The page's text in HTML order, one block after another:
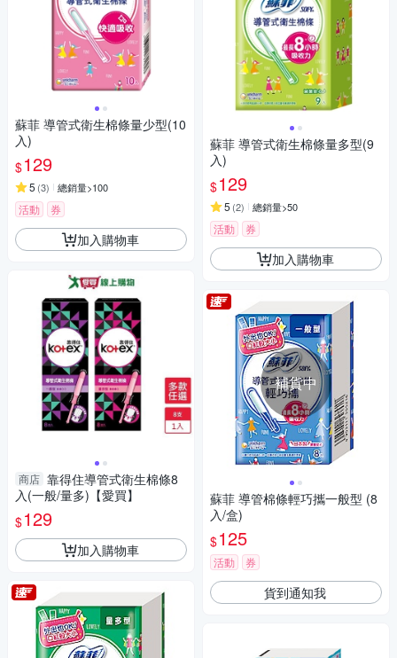
蘇菲 導管式衛生棉條量少型(10
入)
$129
5 (3) 總銷量>100
活動 券
加入購物車
商店 靠得住導管式衛生棉條8
入(一般/量多)【愛買】
$129
加入購物車
蘇菲 導管式衛生棉條量多型(9
入)
$129
5 (2) 總銷量>50
活動 券
加入購物車
補貨中
蘇菲 導管棉條輕巧攜一般型 (8
入/盒)
$125
活動 券
貨到通知我